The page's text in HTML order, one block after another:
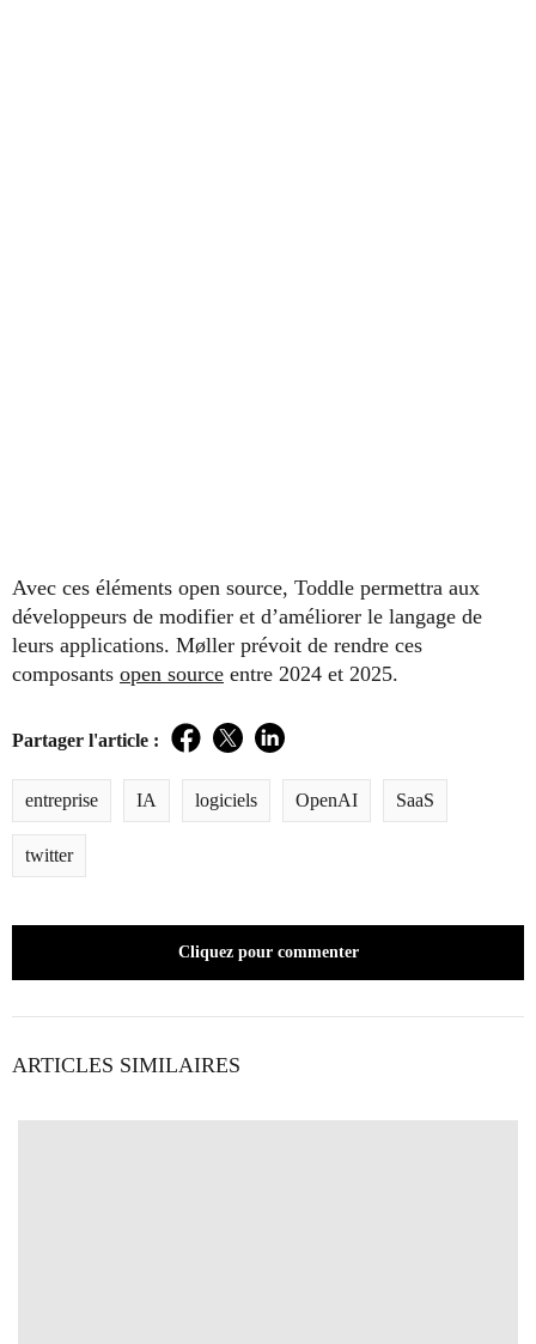
Avec ces éléments open source, Toddle permettra aux
développeurs de modifier et d’améliorer le langage de
leurs applications. Møller prévoit de rendre ces
composants open source entre 2024 et 2025.
Partager l'article : Facebook
TwitterLinkedIn
entreprise IA logiciels OpenAI SaaS
twitter
Cliquez pour commenter
ARTICLES SIMILAIRES